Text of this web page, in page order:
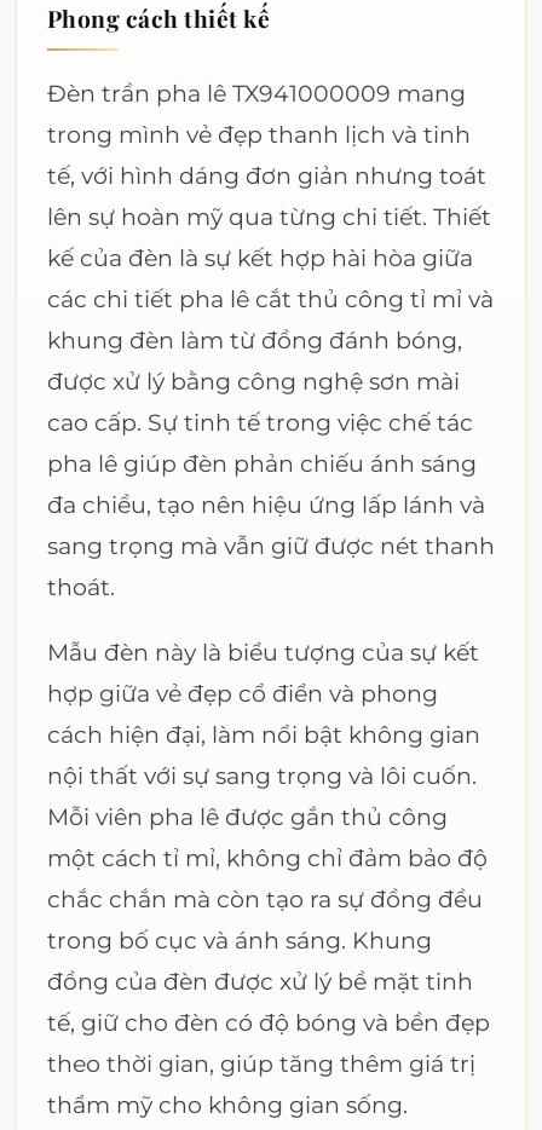
Phong cách thiết kế
Đèn trần pha lê TX941000009 mang
trong mình vẻ đẹp thanh lịch và tinh
tế, với hình dáng đơn giản nhưng toát
lên sự hoàn mỹ qua từng chi tiết. Thiết
kế của đèn là sự kết hợp hài hòa giữa
các chi tiết pha lê cắt thủ công tỉ mỉ và
khung đèn làm từ đồng đánh bóng,
được xử lý bằng công nghệ sơn mài
cao cấp. Sự tinh tế trong việc chế tác
pha lê giúp đèn phản chiếu ánh sáng
đa chiều, tạo nên hiệu ứng lấp lánh và
sang trọng mà vẫn giữ được nét thanh
thoát.
Mẫu đèn này là biểu tượng của sự kết
hợp giữa vẻ đẹp cổ điển và phong
cách hiện đại, làm nổi bật không gian
nội thất với sự sang trọng và lôi cuốn.
Mỗi viên pha lê được gắn thủ công
một cách tỉ mỉ, không chỉ đảm bảo độ
chắc chắn mà còn tạo ra sự đồng đều
trong bố cục và ánh sáng. Khung
đồng của đèn được xử lý bề mặt tinh
tế, giữ cho đèn có độ bóng và bền đẹp
theo thời gian, giúp tăng thêm giá trị
thẩm mỹ cho không gian sống.